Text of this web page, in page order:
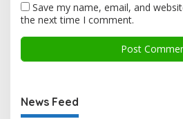
Save my name, email, and
the next time I comment.
News Feed